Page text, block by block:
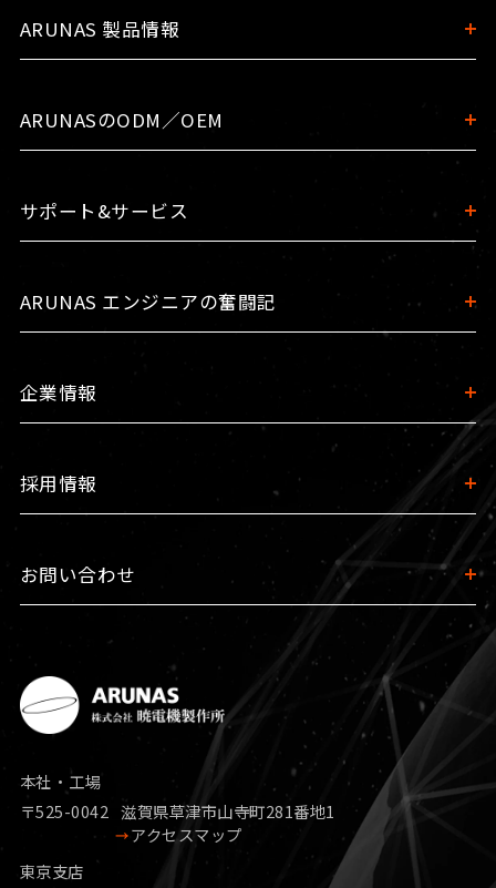
ARUNAS 製品情報
ARUNASのODM／OEM
サポート&サービス
ARUNAS エンジニアの奮闘記
企業情報
採用情報
お問い合わせ
本社・工場
〒525-0042 滋賀県草津市山寺町281番地1
アクセスマップ
東京支店